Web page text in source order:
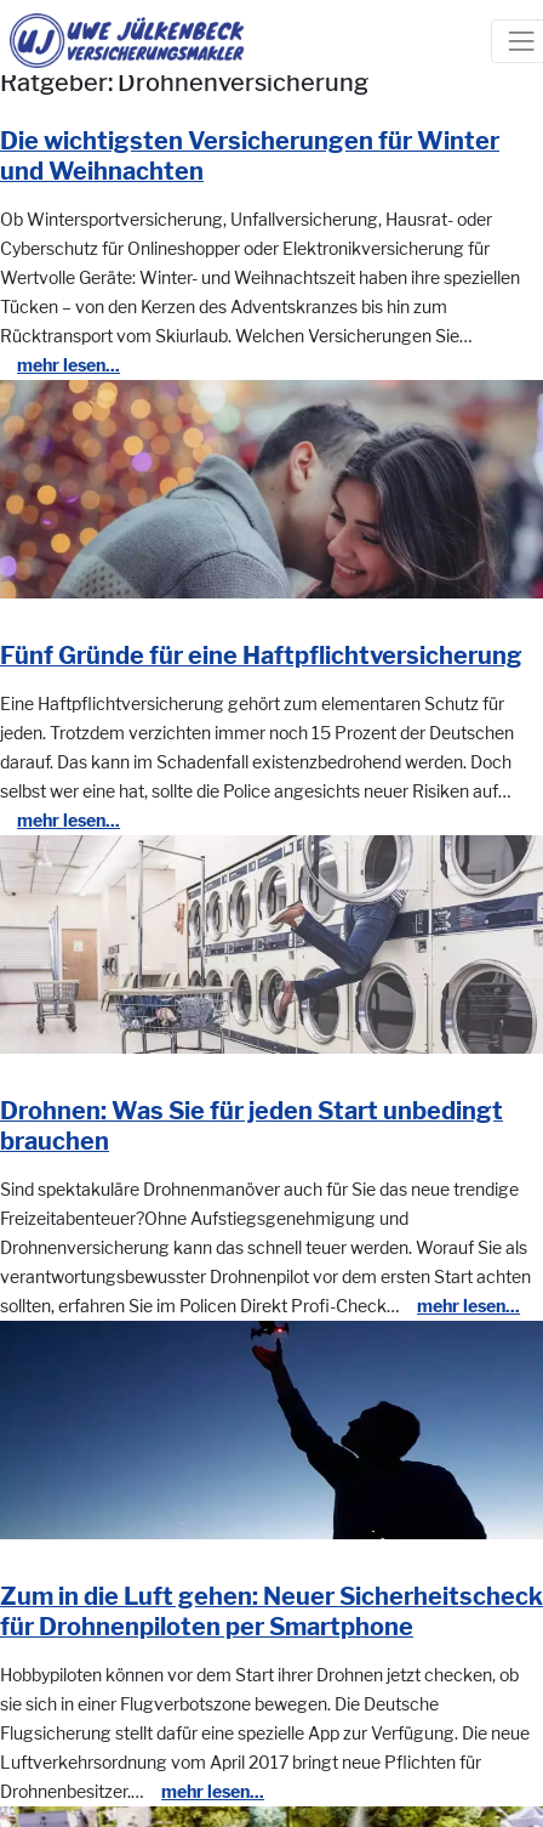
Ratgeber: Drohnenversicherung
Die wichtigsten Versicherungen für Winter
und Weihnachten
Ob Wintersportversicherung, Unfallversicherung, Hausrat- oder
Cyberschutz für Onlineshopper oder Elektronikversicherung für
Wertvolle Geräte: Winter- und Weihnachtszeit haben ihre speziellen
Tücken – von den Kerzen des Adventskranzes bis hin zum
Rücktransport vom Skiurlaub. Welchen Versicherungen Sie…
mehr lesen...
Fünf Gründe für eine Haftpflichtversicherung
Eine Haftpflichtversicherung gehört zum elementaren Schutz für
jeden. Trotzdem verzichten immer noch 15 Prozent der Deutschen
darauf. Das kann im Schadenfall existenzbedrohend werden. Doch
selbst wer eine hat, sollte die Police angesichts neuer Risiken auf…
mehr lesen...
Drohnen: Was Sie für jeden Start unbedingt
brauchen
Sind spektakuläre Drohnenmanöver auch für Sie das neue trendige
Freizeitabenteuer?Ohne Aufstiegsgenehmigung und
Drohnenversicherung kann das schnell teuer werden. Worauf Sie als
verantwortungsbewusster Drohnenpilot vor dem ersten Start achten
sollten, erfahren Sie im Policen Direkt Profi-Check…
mehr lesen...
Zum in die Luft gehen: Neuer Sicherheitscheck
für Drohnenpiloten per Smartphone
Hobbypiloten können vor dem Start ihrer Drohnen jetzt checken, ob
sie sich in einer Flugverbotszone bewegen. Die Deutsche
Flugsicherung stellt dafür eine spezielle App zur Verfügung. Die neue
Luftverkehrsordnung vom April 2017 bringt neue Pflichten für
Drohnenbesitzer.…
mehr lesen...